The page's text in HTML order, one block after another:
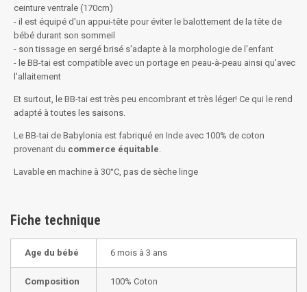
ceinture ventrale (170cm)
- il est équipé d'un appui-tête pour éviter le balottement de la tête de
bébé durant son sommeil
- son tissage en sergé brisé s'adapte à la morphologie de l'enfant
- le BB-tai est compatible avec un portage en peau-à-peau ainsi qu'avec
l'allaitement
Et surtout, le BB-tai est très peu encombrant et très léger! Ce qui le rend
adapté à toutes les saisons.
Le BB-tai de Babylonia est fabriqué en Inde avec 100% de coton
provenant du commerce équitable.
Lavable en machine à 30°C, pas de sèche linge
Fiche technique
Age du bébé 6 mois à 3 ans
Composition 100% Coton